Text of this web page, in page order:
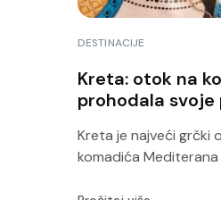
DESTINACIJE
Kreta: otok na
prohodala svoje
Kreta je najveći grčki
komadića Mediterana